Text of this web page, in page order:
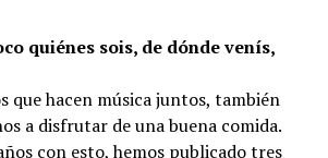
quiénes sois, de dónde venís,
que hacen música juntos, también
a disfrutar de una buena comida.
con esto, hemos publicado tres